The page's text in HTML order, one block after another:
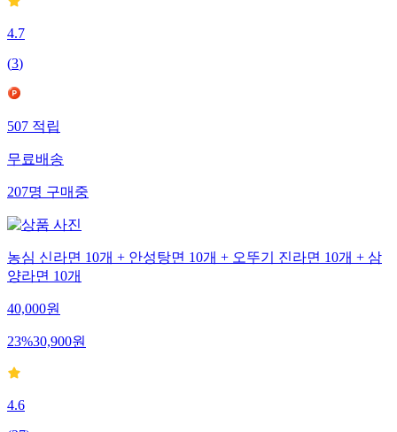
4.7
(3)
507적립
무료배송
207명구매중
농심 신라면 10개 + 안성탕면 10개 + 오뚜기 진라면 10개 + 삼
양라면 10개
40,000원
23%30,900원
4.6